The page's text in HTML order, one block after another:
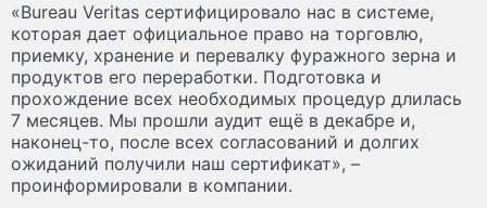
«Bureau Veritas сертифицировало нас в системе,
которая дает официальное право на торговлю,
приемку, хранение и перевалку фуражного зерна и
продуктов его переработки. Подготовка и
прохождение всех необходимых процедур длилась
7 месяцев. Мы прошли аудит ещё в декабре и,
наконец-то, после всех согласований и долгих
ожиданий получили наш сертификат», –
проинформировали в компании.